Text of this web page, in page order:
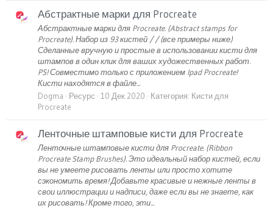
Абстрактные марки для Procreate
Абстрактные марки для Procreate. (Abstract stamps for
Procreate). Набор из 93 кистей / / (все примеры ниже)
Сделанные вручную и простые в использовании кисти для
штампов в один клик для ваших художественных работ.
PS! Совместимо только с приложением Ipad Procreate!
Кисти находятся в файле...
Dogma
Ресурс 10 Дек 2020 Категория: Кисти для
Procreate
Ленточные штамповые кисти для Procreate
Ленточные штамповые кисти для Procreate. (Ribbon
Procreate Stamp Brushes). Это идеальный набор кистей, если
вы не умеете рисовать ленты или просто хотите
сэкономить время! Добавьте красивые и нежные ленты в
свои иллюстрации и надписи, даже если вы не знаете, как
их рисовать! Кроме того, эти...